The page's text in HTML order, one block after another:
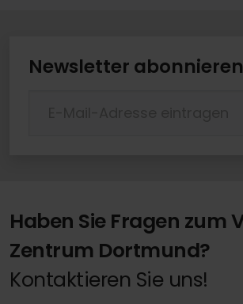
Newsletter abonnieren
Haben Sie Fragen zum
Zentrum Dortmund?
Kontaktieren Sie uns!